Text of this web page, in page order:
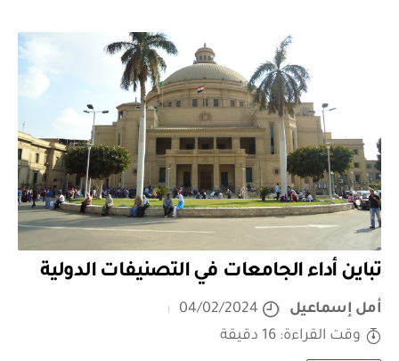
تباين أداء الجامعات في التصنيفات الدولية
أمل إسماعيل
04/02/2024
وقت القراءة: 16 دقيقة